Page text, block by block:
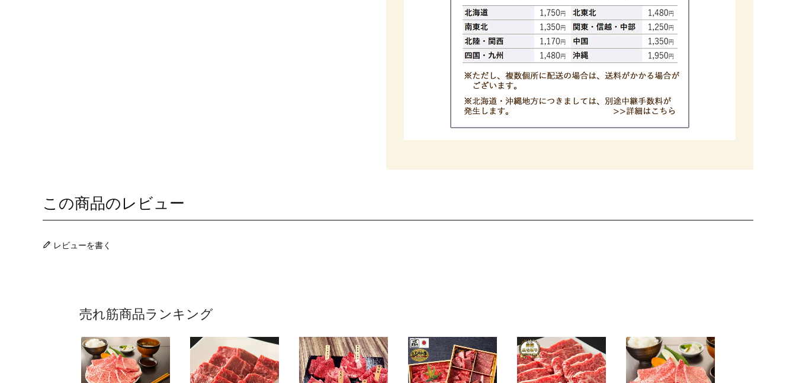
この商品のレビュー
レビューを書く
売れ筋商品ランキング